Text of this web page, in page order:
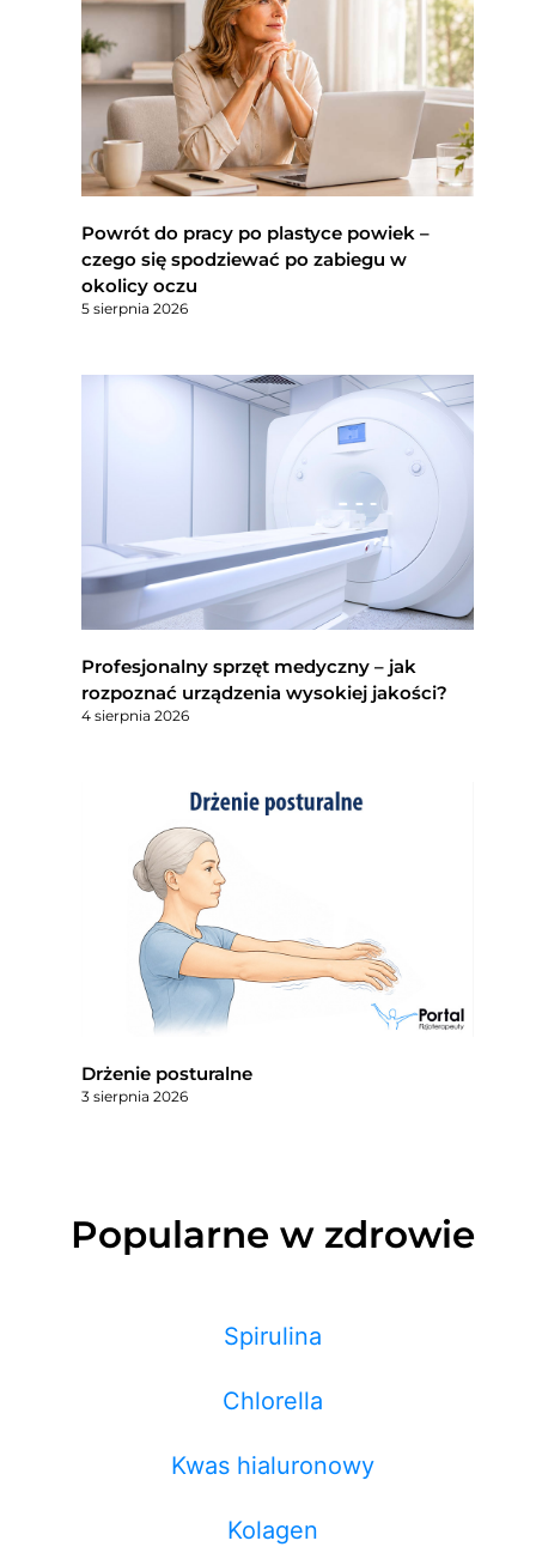
Powrót do pracy po plastyce powiek –
czego się spodziewać po zabiegu w
okolicy oczu
5 sierpnia 2026
Profesjonalny sprzęt medyczny – jak
rozpoznać urządzenia wysokiej jakości?
4 sierpnia 2026
Drżenie posturalne
3 sierpnia 2026
Popularne w zdrowie
Spirulina
Chlorella
Kwas hialuronowy
Kolagen